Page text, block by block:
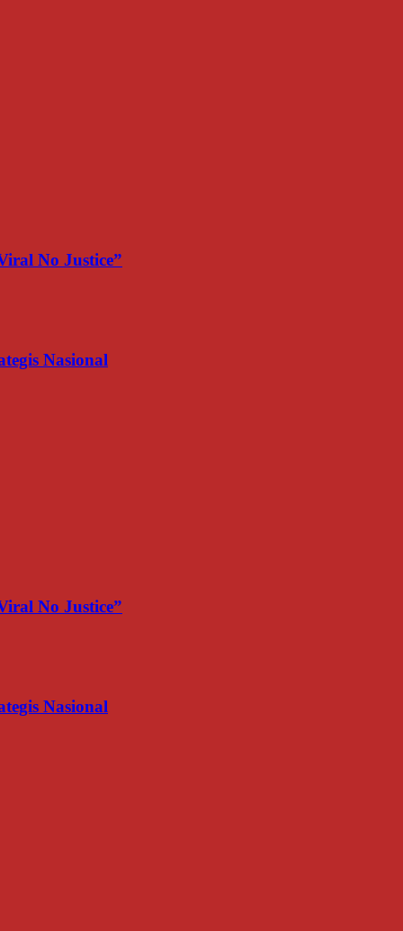
No Justice”
Nasional
No Justice”
Nasional